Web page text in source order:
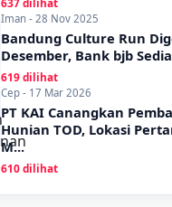
Iman - 28 Nov 2025
Bandung Culture Run
Desember, Bank bjb
619 dilihat
Cep - 17 Mar 2026
PT KAI Canangkan
Hunian TOD, Lokasi
M...
610 dilihat